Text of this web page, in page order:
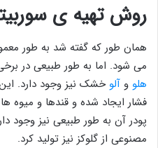
روش تهیه ی
همان طور که گفته شد به طور
می شود. اما به طور طبیعی در
هلو و آلو خشک نیز وجود دارد.
فشار ایجاد شده و قندها و میوه
پودر آن به طور طبیعی نیز وجود
مصنوعی از گلوکز نیز تولید کرد.